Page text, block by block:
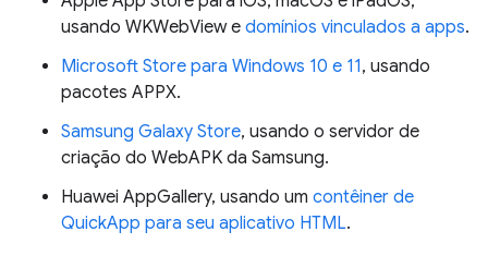
usando WKWebView e domínios vinculados a apps.
Microsoft Store para Windows 10 e 11, usando
pacotes APPX.
Samsung Galaxy Store, usando o servidor de
criação do WebAPK da Samsung.
Huawei AppGallery, usando um contêiner de
QuickApp para seu aplicativo HTML.